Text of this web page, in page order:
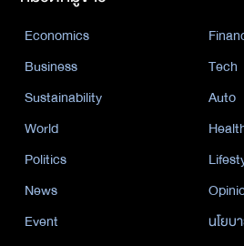
Economics
Business
Tech
Sustainability
Auto
World
Politics
News
Event
นโยบ